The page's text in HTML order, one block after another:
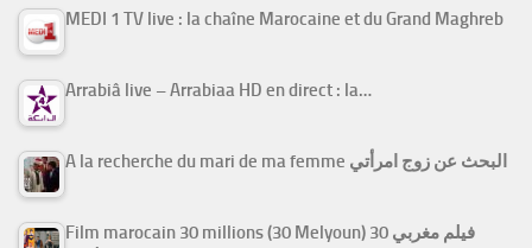
MEDI 1 TV live : la chaîne Marocaine et du Grand Maghreb
Arrabiâ live – Arrabiaa HD en direct : la…
A la recherche du mari de ma femme البحث عن زوج امرأتي
Film marocain 30 millions (30 Melyoun) فيلم مغربي 30